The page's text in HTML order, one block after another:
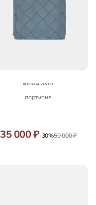
портмоне
35 000 ₽-30%50 000 ₽